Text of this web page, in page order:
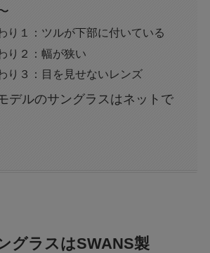
り１：ツルが下部に付いている
り２：幅が狭い
り３：目を見せないレンズ
デルのサングラスはネットで
グラスはSWANS製